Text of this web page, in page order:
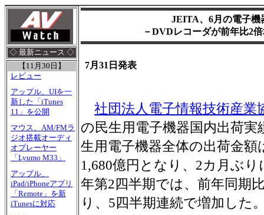
◇ 最新ニュース ◇
【11月30日】
レビュー
アップル、UIを一
新した「iTunes
11」を公開
マウス、AM/FMラ
ジオ搭載オーディ
オプレーヤー
「Lyumo M33」
アップル、
iPad/iPhoneアプリ
「Remote」を新
iTunesに対応
JEITA、6月の電子機
－DVDレコーダが前年比2
7月31日発表
社団法人電子情報技術産業
の民生用電子機器国内出荷
生用電子機器全体の出荷金額
1,680億円となり、2カ月ぶ
年第2四半期では、前年同期
り、5四半期連続で増加した